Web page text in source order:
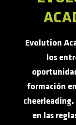
Evolution
los
formación
en las